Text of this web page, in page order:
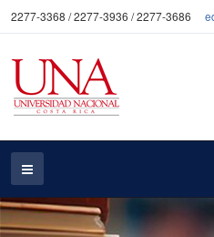
2277-3368 / 2277-3936 / 2277-3686